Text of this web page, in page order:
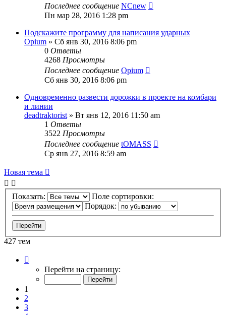
Последнее сообщение NCnew
Пн мар 28, 2016 1:28 pm
Подскажите программу для написания ударных
Opium » Сб янв 30, 2016 8:06 pm
0 Ответы
4268 Просмотры
Последнее сообщение Opium
Сб янв 30, 2016 8:06 pm
Одновременно развести дорожки в проекте на комбари
и линии
deadtraktorist » Вт янв 12, 2016 11:50 am
1 Ответы
3522 Просмотры
Последнее сообщение tOMASS
Ср янв 27, 2016 8:59 am
Новая тема
Показать:
Поле сортировки:
Порядок:
427 тем
Перейти на страницу:
1
2
3